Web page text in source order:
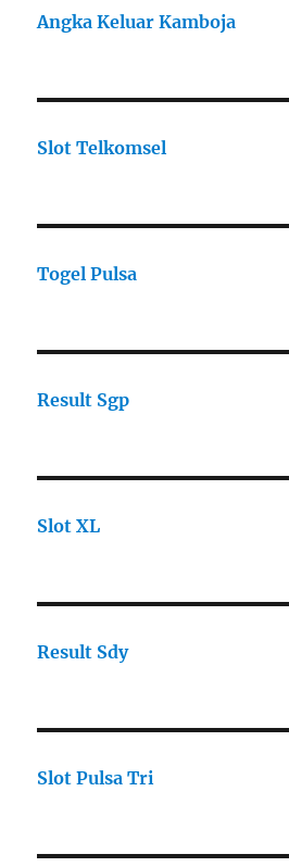
Angka Keluar Kamboja
Slot Telkomsel
Togel Pulsa
Result Sgp
Slot XL
Result Sdy
Slot Pulsa Tri